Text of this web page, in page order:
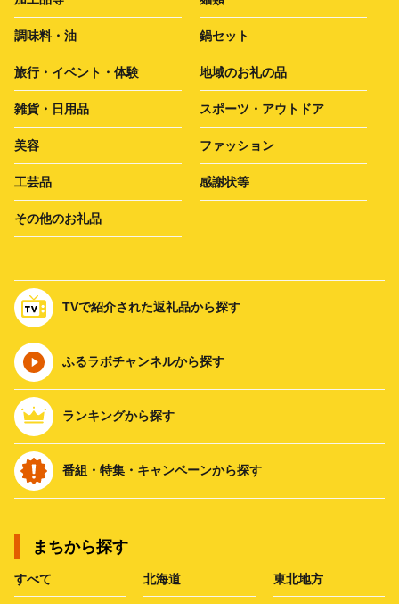
調味料・油 鍋セット
旅行・イベント・体験 地域のお礼の品
雑貨・日用品 スポーツ・アウトドア
美容 ファッション
工芸品 感謝状等
その他のお礼品
TVで紹介された返礼品から探す
ふるラボチャンネルから探す
ランキングから探す
番組・特集・キャンペーンから探す
まちから探す
すべて 北海道 東北地方